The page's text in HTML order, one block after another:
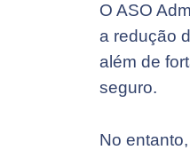
O ASO
a redução
além de
seguro.
No